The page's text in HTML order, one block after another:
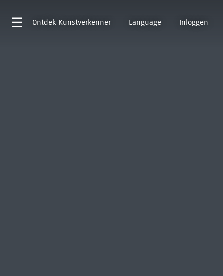
Ontdek Kunstverkenner Language Inloggen